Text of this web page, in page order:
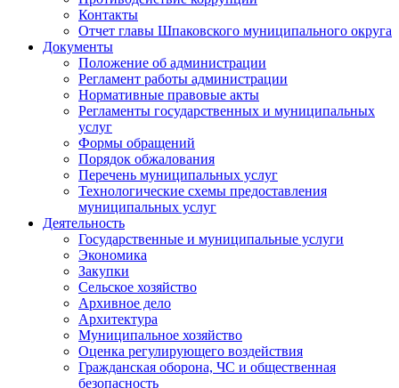
Контакты
Отчет главы Шпаковского муниципального округа
Документы
Положение об администрации
Регламент работы администрации
Нормативные правовые акты
Регламенты государственных и муниципальных
услуг
Формы обращений
Порядок обжалования
Перечень муниципальных услуг
Технологические схемы предоставления
муниципальных услуг
Деятельность
Государственные и муниципальные услуги
Экономика
Закупки
Сельское хозяйство
Архивное дело
Архитектура
Муниципальное хозяйство
Оценка регулирующего воздействия
Гражданская оборона, ЧС и общественная
безопасность